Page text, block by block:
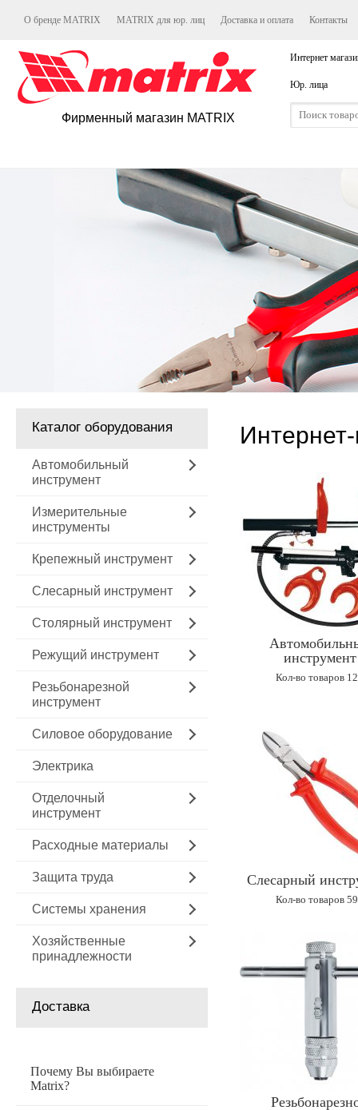
О бренде MATRIX MATRIX для юр. лиц Доставка и оплата Контакты
Фирменный магазин MATRIX
Интернет
Юр. лица
Каталог оборудования
Автомобильный
инструмент
Измерительные
инструменты
Крепежный инструмент
Слесарный инструмент
Столярный инструмент
Режущий инструмент
Резьбонарезной
инструмент
Силовое оборудование
Электрика
Отделочный
инструмент
Расходные материалы
Защита труда
Системы хранения
Хозяйственные
принадлежности
Доставка
Почему Вы выбираете
Matrix?
инструмент
Кол-во товаров
Слесарный
Кол-во товаров